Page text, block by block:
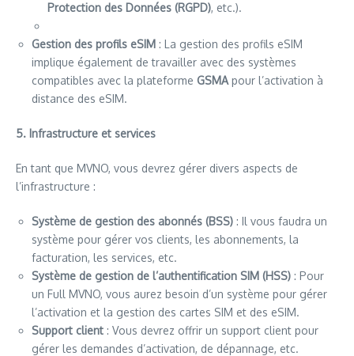
Protection des Données (RGPD), etc.).
Gestion des profils eSIM : La gestion des profils eSIM
implique également de travailler avec des systèmes
compatibles avec la plateforme GSMA pour l’activation à
distance des eSIM.
5. Infrastructure et services
En tant que MVNO, vous devrez gérer divers aspects de
l’infrastructure :
Système de gestion des abonnés (BSS) : Il vous faudra un
système pour gérer vos clients, les abonnements, la
facturation, les services, etc.
Système de gestion de l’authentification SIM (HSS) : Pour
un Full MVNO, vous aurez besoin d’un système pour gérer
l’activation et la gestion des cartes SIM et des eSIM.
Support client : Vous devrez offrir un support client pour
gérer les demandes d’activation, de dépannage, etc.